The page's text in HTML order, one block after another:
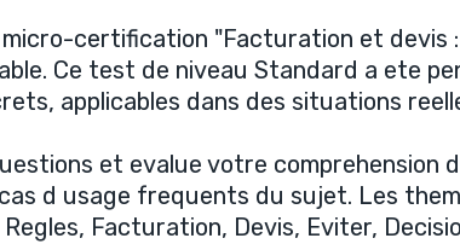
certification "Facturation et devis
Ce test de niveau Standard a ete
applicables dans des situations
et evalue votre comprehension
d usage frequents du sujet. Les
Facturation, Devis, Eviter,